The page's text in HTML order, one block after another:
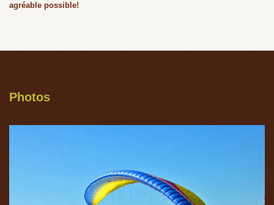
agréable possible!
Photos